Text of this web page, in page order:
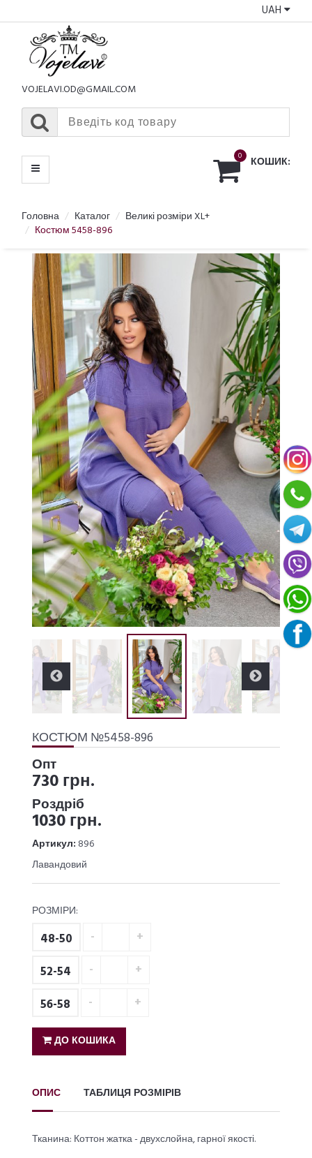
UAH
VOJELAVI.OD@GMAIL.COM
0 КОШИК:
МЕНЮ
Головна Каталог
Великі розміри XL+
Костюм 5458-896
КОСТЮМ №5458-896
Опт
730 грн.
Роздріб
1030 грн.
Артикул: 896
Лавандовий
РОЗМІРИ:
48-50
52-54
56-58
ДО КОШИКА
ОПИС ТАБЛИЦЯ РОЗМІРІВ
Тканина: Коттон жатка - двухслойна, гарної якості.